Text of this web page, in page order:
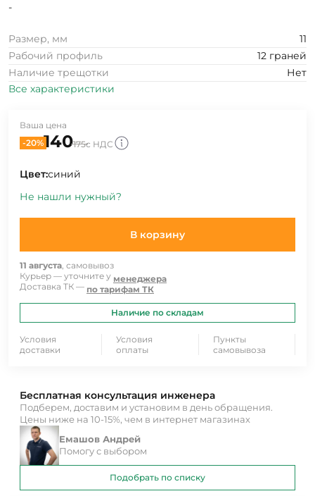
-
Размер, мм
11
Рабочий профиль
12 граней
Наличие трещотки
Нет
Все характеристики
Ваша цена
-20%140175с НДС
Цвет:синий
Не нашли нужный?
В корзину
11 августа, самовывоз
Курьер — уточните у менеджера
Доставка ТК — по тарифам ТК
Наличие по складам
Условия
доставки
Условия
оплаты
Пункты
самовывоза
Бесплатная консультация инженера
Подберем, доставим и установим в день обращения.
Цены ниже на 10-15%, чем в интернет магазинах
Емашов Андрей
Помогу с выбором
Подобрать по списку